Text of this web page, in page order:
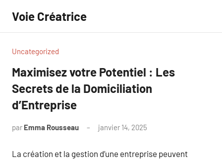
contenu
Voie Créatrice
Uncategorized
Maximisez votre Potentiel : Les
Secrets de la Domiciliation
d’Entreprise
par Emma Rousseau janvier 14, 2025
La création et la gestion d’une entreprise peuvent